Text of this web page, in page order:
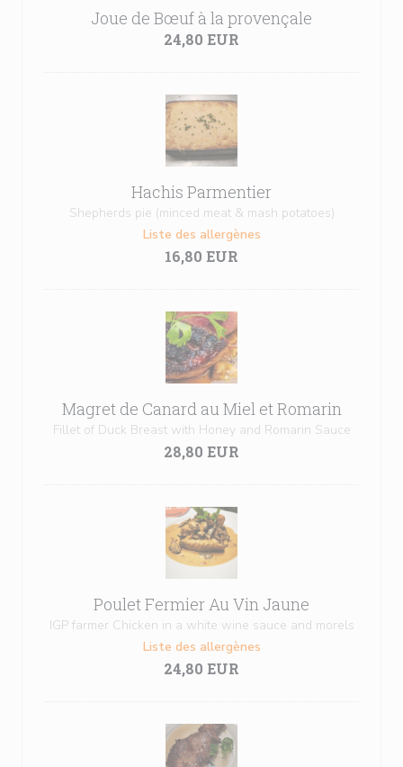
Joue de Bœuf à la provençale
24,80 EUR
Hachis Parmentier
Shepherds pie (minced meat & mash potatoes)
Liste des allergènes
16,80 EUR
Magret de Canard au Miel et Romarin
Fillet of Duck Breast with Honey and Romarin Sauce
28,80 EUR
Poulet Fermier Au Vin Jaune
IGP farmer Chicken in a white wine sauce and morels
Liste des allergènes
24,80 EUR